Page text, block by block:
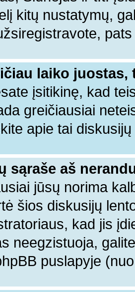
kitų nustatymų,
laiko
įsitikinę, kad
greičiausiai
apie tai
sąraše aš
jūsų norima
šios diskusijų
kad jis
neegzistuoja,
puslapyje